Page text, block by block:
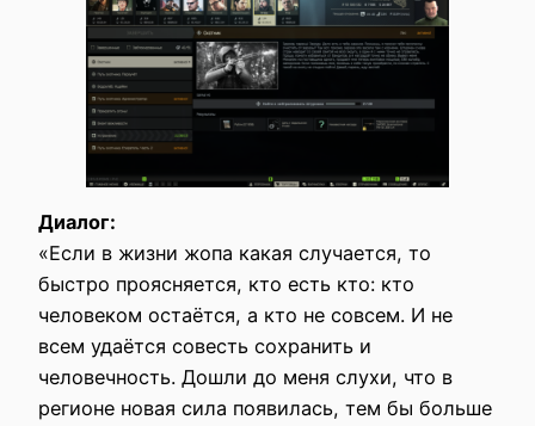
Диалог:
«Если в жизни жопа какая случается, то
быстро проясняется, кто есть кто: кто
человеком остаётся, а кто не совсем. И не
всем удаётся совесть сохранить и
человечность. Дошли до меня слухи, что в
регионе новая сила появилась, тем бы больше